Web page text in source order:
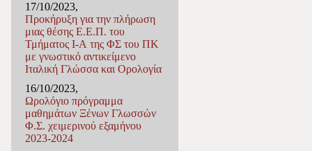
17/10/2023,
Προκήρυξη για την πλήρωση
μιας θέσης Ε.E.Π. του
Τμήματος I-Α της ΦΣ του ΠΚ
με γνωστικό αντικείμενο
Ιταλική Γλώσσα και Ορολογία
16/10/2023,
Ωρολόγιο πρόγραμμα
μαθημάτων Ξένων Γλωσσών
Φ.Σ. χειμερινού εξαμήνου
2023-2024